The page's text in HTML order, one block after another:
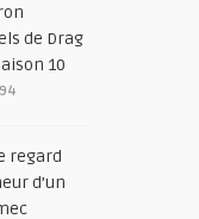
de Drag
10
regard
d’un